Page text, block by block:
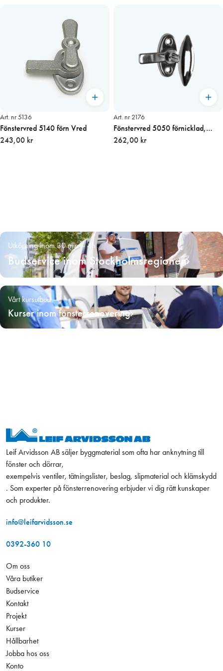
Art. nr 5136
Fönstervred 5140 förn Vred
243,00 kr
Art. nr 2176
Fönstervred 5050 förnicklad,
endast vred.
262,00 kr
Utkörning inom 30 min – 4h
Budservice inom Stockholmsregionen
Vårt kursutbud
Kurser inom fönsterrenovering
Leif Arvidsson AB säljer byggmaterial som ofta har anknytning till
fönster och dörrar,
exempelvis ventiler, tätningslister, beslag, slipmaterial och klämskydd
. Som experter på fönsterrenovering erbjuder vi dig rätt kunskaper
och produkter.
info@leifarvidsson.se
0392-360 10
Om oss
Våra butiker
Budservice
Kontakt
Projekt
Kurser
Hållbarhet
Jobba hos oss
Konto